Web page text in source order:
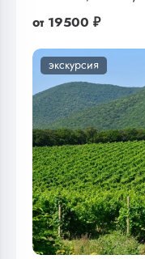
от 19500 ₽
экскурсия